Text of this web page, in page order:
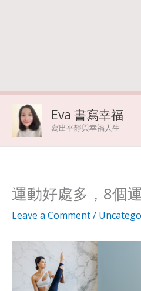
Eva 書寫幸福
寫出平靜與幸福人生
運動好處多，8個
Leave a Comment/